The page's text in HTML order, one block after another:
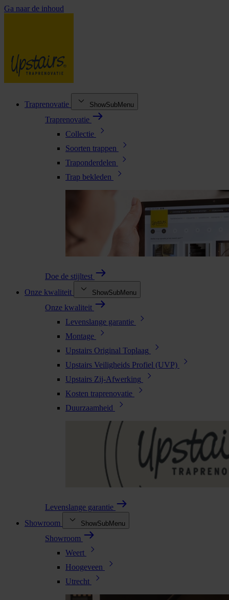
Ga naar de inhoud
Traprenovatie ShowSubMenu
Traprenovatie
Collectie
Soorten trappen
Traponderdelen
Trap bekleden
Doe de stijltest
Onze kwaliteit
ShowSubMenu
Onze kwaliteit
Levenslange garantie
Montage
Upstairs Original Toplaag
Upstairs Veiligheids Profiel (UVP)
Upstairs Zij-Afwerking
Kosten traprenovatie
Duurzaamheid
Levenslange garantie
Showroom
ShowSubMenu
Showroom
Weert
Hoogeveen
Utrecht